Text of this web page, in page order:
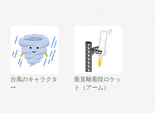
台風のキャラクタ
ー
垂直離着陸ロケッ
ト（アーム）